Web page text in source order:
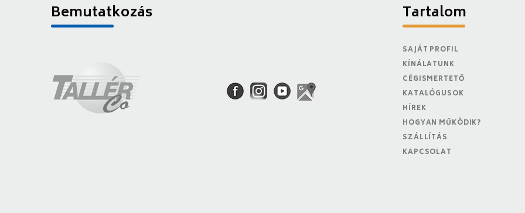
Bemutatkozás Tartalom
SAJÁT PROFIL
KÍNÁLATUNK
CÉGISMERTETŐ
KATALÓGUSOK
HÍREK
HOGYAN MŰKÖDIK?
SZÁLLÍTÁS
KAPCSOLAT